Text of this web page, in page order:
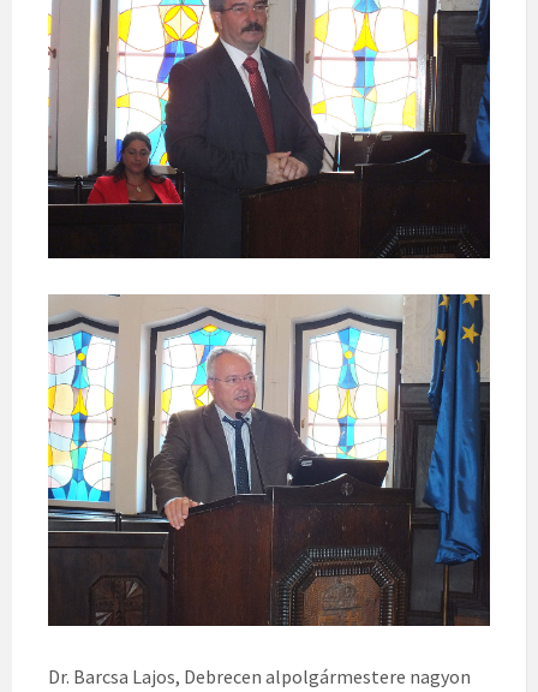
Dr. Barcsa Lajos, Debrecen alpolgármestere nagyon